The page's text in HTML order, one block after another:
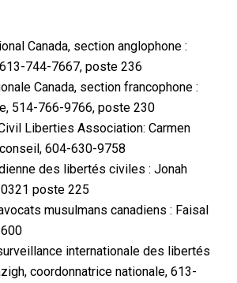
Canada, section anglophone :
744-7667, poste 236
Canada, section francophone :
514-766-9766, poste 230
Liberties Association: Carmen
604-630-9758
des libertés civiles : Jonah
poste 225
musulmans canadiens : Faisal
internationale des libertés
coordonnatrice nationale, 613-